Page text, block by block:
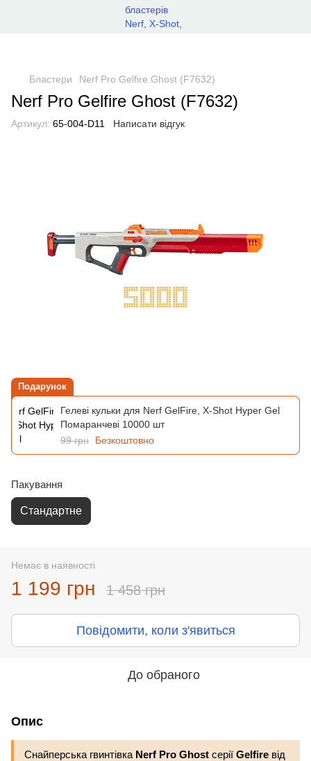
Бластери Nerf Pro Gelfire Ghost (F7632)
Nerf Pro Gelfire Ghost (F7632)
Артикул: 65-004-D11 Написати відгук
Подарунок
Гелеві кульки для Nerf GelFire, X-Shot Hyper Gel
Помаранчеві 10000 шт
99 грн
Безкоштовно
Пакування
Стандартне
Немає в наявності
1 199 грн 1 458 грн
Повідомити, коли з'явиться
До обраного
Опис
Снайперська гвинтівка Nerf Pro Ghost серії Gelfire від